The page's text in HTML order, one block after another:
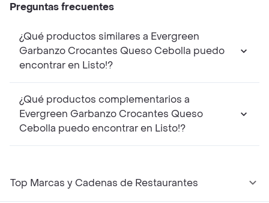
Preguntas frecuentes
¿Qué productos similares a Evergreen
Garbanzo Crocantes Queso Cebolla puedo
encontrar en Listo!?
¿Qué productos complementarios a
Evergreen Garbanzo Crocantes Queso
Cebolla puedo encontrar en Listo!?
Top Marcas y Cadenas de Restaurantes